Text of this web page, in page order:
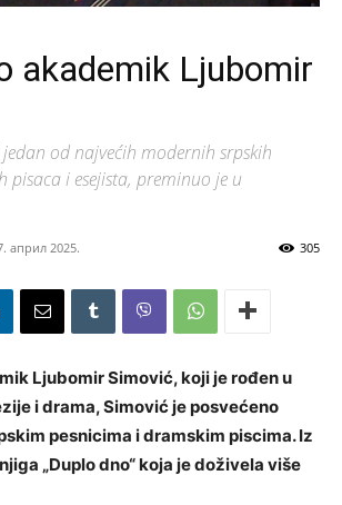
akademik Ljubomir
od najvećih modernih srpskih
pisaca i esejista, preminuo je u
април 2025. 305
Ljubomir Simović, koji je rođen u
i drama, Simović je posvećeno
pesnicima i dramskim piscima. Iz
„Duplo dno“ koja je doživela više